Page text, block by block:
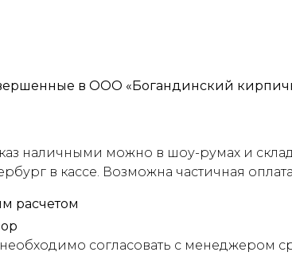
в ООО «Богандинский
наличными можно в шоу-румах и
в кассе. Возможна частичная
расчетом
согласовать с менеджером